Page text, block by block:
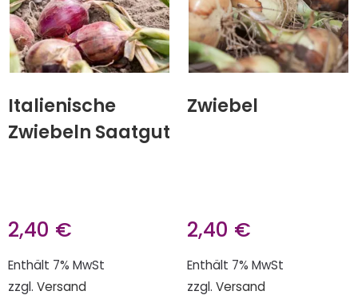
Italienische
Zwiebeln Saatgut
2,40 €
Enthält 7% MwSt
zzgl. Versand
Zwiebel
2,40 €
Enthält 7% MwSt
zzgl. Versand